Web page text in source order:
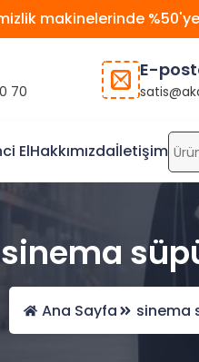
makinelerinde
70
E-
ElHakkımızdaİletişim
sinema
Ana Sayfa sinema